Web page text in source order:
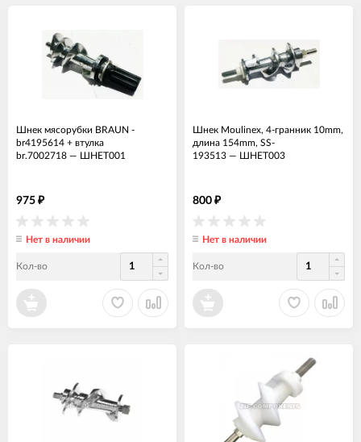
Шнек мясорубки BRAUN -
br4195614 + втулка
br.7002718 — ШНЕТ001
975 ₽
Нет в наличии
Кол-во
Шнек Moulinex, 4-гранник 10mm,
длина 154mm, SS-
193513 — ШНЕТ003
800 ₽
Нет в наличии
Кол-во